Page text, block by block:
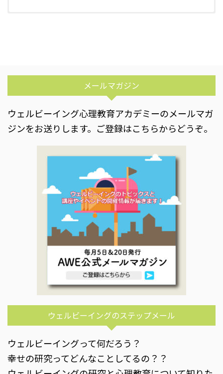
メールマガジン
ウェルビーイング心理教育アカデミーのメールマガ
ジンをお送りします。ご登録はこちらからどうぞ。
ウェルビーイングのステップメール
ウェルビーイングって何だろう？
幸せの研究ってどんなことしてるの？？